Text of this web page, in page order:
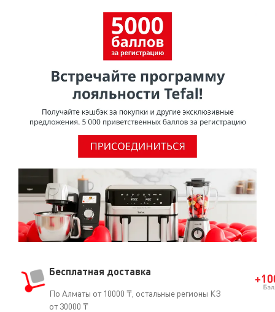
Бесплатная доставка
По Алматы от 10000 ₸, остальные регионы КЗ
от 30000 ₸